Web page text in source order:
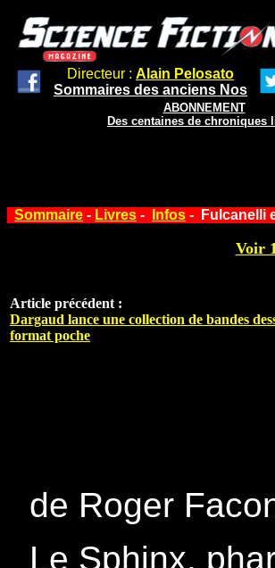
Directeur : Alain Pelosato
Sommaires des anciens Nos
ABONNEMENT
Des centaines de chroniques
Sommaire - Livres - Infos - Fulcanelli
Voir
Article précédent :
Dargaud lance une collection de bandes
format poche
de Roger
Le Sphinx,